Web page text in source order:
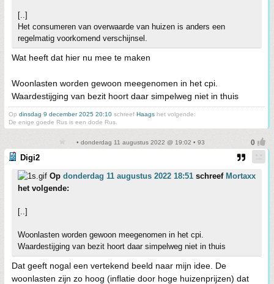
[..]
Het consumeren van overwaarde van huizen is anders een
regelmatig voorkomend verschijnsel.
Wat heeft dat hier nu mee te maken
Woonlasten worden gewoon meegenomen in het cpi.
Waardestijging van bezit hoort daar simpelweg niet in thuis
Op dinsdag 9 december 2025 20:10 schreef Haags het volgende:
De enige goede Rus is een dode Rus.
• donderdag 11 augustus 2022 @ 19:02 • 93
Digi2
Op donderdag 11 augustus 2022 18:51 schreef Mortaxx
het volgende:
[..]
Woonlasten worden gewoon meegenomen in het cpi.
Waardestijging van bezit hoort daar simpelweg niet in thuis
Dat geeft nogal een vertekend beeld naar mijn idee. De
woonlasten zijn zo hoog (inflatie door hoge huizenprijzen) dat